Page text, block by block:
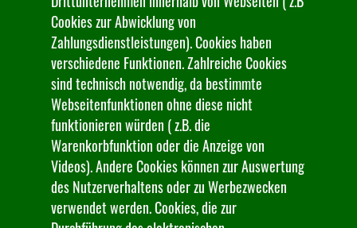
Cookies zur Abwicklung von
Zahlungsdienstleistungen). Cookies haben
verschiedene Funktionen. Zahlreiche Cookies
sind technisch notwendig, da bestimmte
Webseitenfunktionen ohne diese nicht
funktionieren würden ( z.B. die
Warenkorbfunktion oder die Anzeige von
Videos). Andere Cookies können zur Auswertung
des Nutzerverhaltens oder zu Werbezwecken
verwendet werden. Cookies, die zur